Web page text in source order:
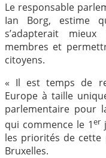
Le responsable
Ian Borg, estime
s’adapterait
membres et
citoyens.
« Il est temps de
Europe à taille
parlementaire pour
qui commence le 1er
les priorités de cette
Bruxelles.